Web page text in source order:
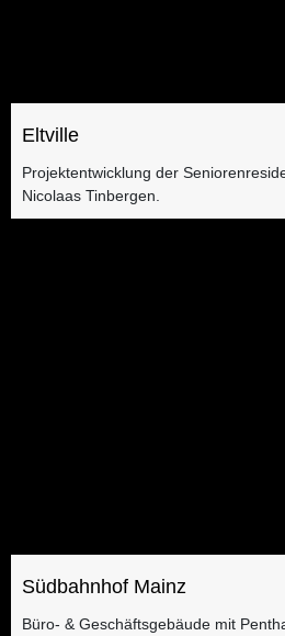
Eltville
Projektentwicklung der
Nicolaas Tinbergen.
Südbahnhof Mainz
Büro- & Geschäftsgebäude mit